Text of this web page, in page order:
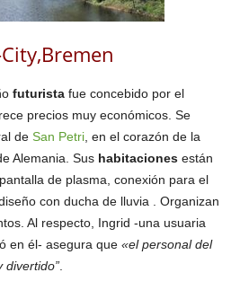
futurista fue concebido por el
precios muy económicos. Se
de San Petri , en el corazón de la
Alemania. Sus habitaciones están
de plasma, conexión para el
con ducha de lluvia . Organizan
Al respecto, Ingrid -una usuaria
en él- asegura que «el personal del
divertido”